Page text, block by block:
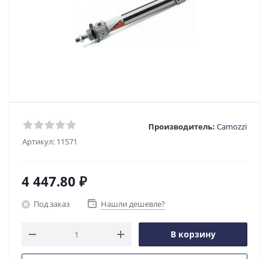
Артикул: 11571
Производитель: Camozzi
4 447.80 ₽
Под заказ Нашли дешевле?
В корзину